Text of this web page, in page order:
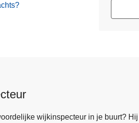
wijkinspecteur in je buurt?